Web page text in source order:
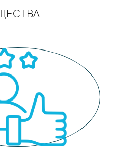
или других прочных